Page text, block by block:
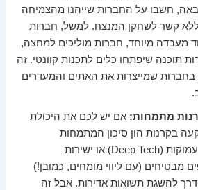
חשבו על החברות שייהנו מהצמיחה
קשר לשחקן המנצח. למשל, חברות
מעבדה מיוחד, חברות מוליכים למחצה,
תוכנה שיפתחו כלים לתכנות קוונטי. זה
בחברות שמייצרות את האתים והמעדרים
מתמחות: אם יש לכם את היכולת
בקרנות הון סיכון המתמחות
בטכנולוגיות עמוקות (Deep Tech) או ישירות
מבטיחים (עם ליווי מומחים, כמובן!)
דרך להשגת תשואות אדירות. אבל זה